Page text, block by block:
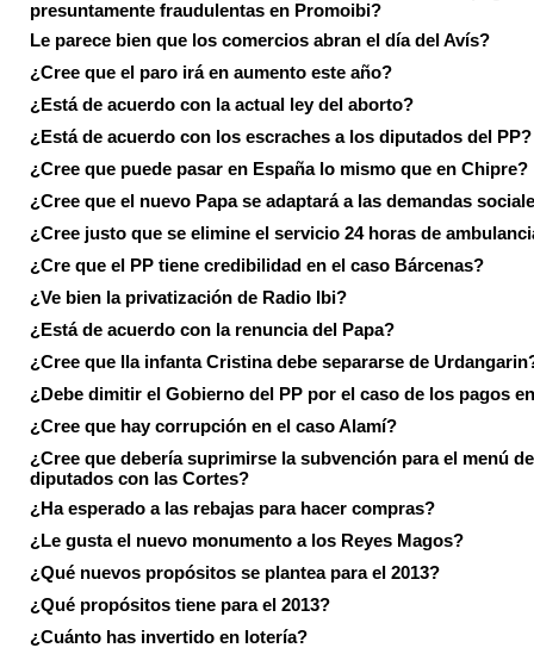
presuntamente fraudulentas en Promoibi?
Le parece bien que los comercios abran el día del Avís?
¿Cree que el paro irá en aumento este año?
¿Está de acuerdo con la actual ley del aborto?
¿Está de acuerdo con los escraches a los diputados del PP?
¿Cree que puede pasar en España lo mismo que en Chipre?
¿Cree que el nuevo Papa se adaptará a las demandas
¿Cree justo que se elimine el servicio 24 horas de
¿Cre que el PP tiene credibilidad en el caso Bárcenas?
¿Ve bien la privatización de Radio Ibi?
¿Está de acuerdo con la renuncia del Papa?
¿Cree que lla infanta Cristina debe separarse de
¿Debe dimitir el Gobierno del PP por el caso de los pagos
¿Cree que hay corrupción en el caso Alamí?
¿Cree que debería suprimirse la subvención para el menú
diputados con las Cortes?
¿Ha esperado a las rebajas para hacer compras?
¿Le gusta el nuevo monumento a los Reyes Magos?
¿Qué nuevos propósitos se plantea para el 2013?
¿Qué propósitos tiene para el 2013?
¿Cuánto has invertido en lotería?